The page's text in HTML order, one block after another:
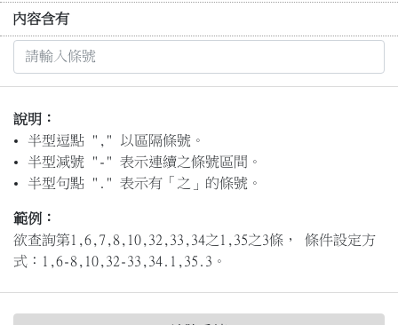
內容含有
說明：
半型逗點 "," 以區隔條號。
半型減號 "-" 表示連續之條號區間。
半型句點 "." 表示有「之」的條號。
範例：
欲查詢第1,6,7,8,10,32,33,34之1,35之3條， 條件設定方
式：1,6-8,10,32-33,34.1,35.3。